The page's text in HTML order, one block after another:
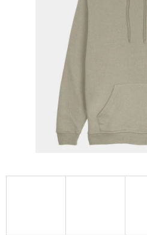
hvězdiček.